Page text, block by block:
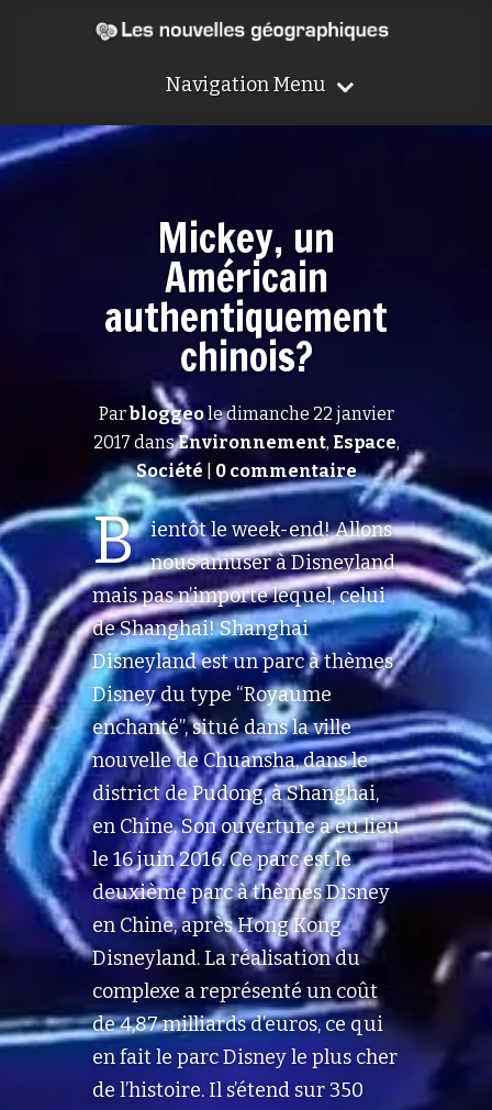
Navigation Menu
Mickey, un
Américain
authentiquement
chinois?
Parbloggeole dimanche 22 janvier
2017 dansEnvironnement, Espace,
Société
0 commentaire
B
ientôt le week-end! Allons
nous amuser à Disneyland,
mais pas n’importe lequel, celui
de Shanghai! Shanghai
Disneyland est un parc à thèmes
Disney du type “Royaume
enchanté”, situé dans la ville
nouvelle de Chuansha, dans le
district de Pudong, à Shanghai,
en Chine. Son ouverture a eu lieu
le 16 juin 2016. Ce parc est le
deuxième parc à thèmes Disney
en Chine, après Hong Kong
Disneyland. La réalisation du
complexe a représenté un coût
de 4,87 milliards d’euros, ce qui
en fait le parc Disney le plus cher
de l’histoire. Il s’étend sur 350